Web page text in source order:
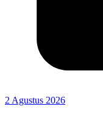
2 Agustus 2026